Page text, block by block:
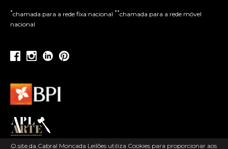
O site da Cabral Moncada Leilões utiliza Cookies para proporcionar aos
*chamada para a rede fixa nacional **chamada para a rede móvel
nacional
Powered by ACLSI